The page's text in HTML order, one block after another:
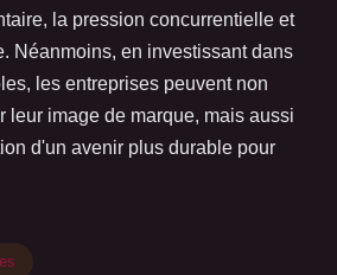
la pression concurrentielle et
Néanmoins, en investissant dans
les entreprises peuvent non
leur image de marque, mais aussi
d'un avenir plus durable pour